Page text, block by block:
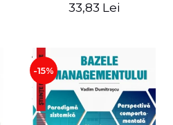
Gabriel Nastase, Mihaela-
33,83 Lei
-15%